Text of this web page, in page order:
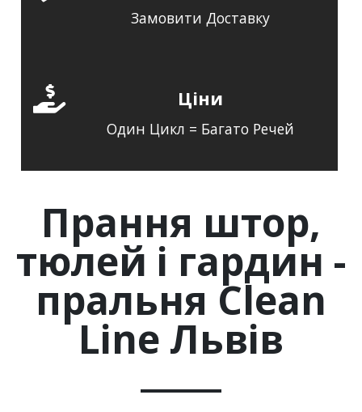
Замовити Доставку
Ціни
Один Цикл = Багато Речей
Прання штор,
тюлей і гардин -
пральня Clean
Line Львів